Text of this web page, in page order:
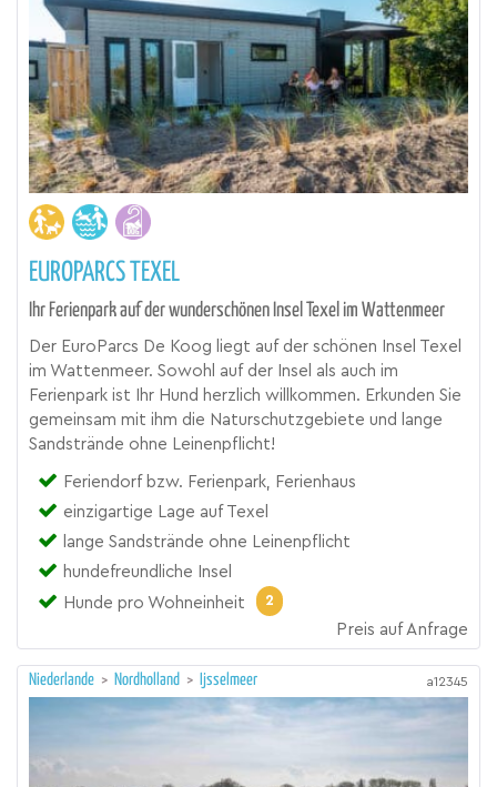
EUROPARCS TEXEL
Ihr Ferienpark auf der wunderschönen Insel Texel im Wattenmeer
Der EuroParcs De Koog liegt auf der schönen Insel Texel
im Wattenmeer. Sowohl auf der Insel als auch im
Ferienpark ist Ihr Hund herzlich willkommen. Erkunden Sie
gemeinsam mit ihm die Naturschutzgebiete und lange
Sandstrände ohne Leinenpflicht!
Feriendorf bzw. Ferienpark, Ferienhaus
einzigartige Lage auf Texel
lange Sandstrände ohne Leinenpflicht
hundefreundliche Insel
Hunde pro Wohneinheit
2
Preis auf Anfrage
Niederlande > Nordholland > Ijsselmeer a12345